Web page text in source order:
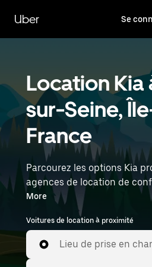
contenu
principal
Uber Se
Location
sur-Seine,
France
Parcourez les options Kia
agences de location de
Trouvez la voiture de
faire vos achats, partir en
vos trajets quotidiens. Que
priorité au prix, à la taille ou
avons des options adaptées
More
Voitures de location à proximité
Lieu de prise en